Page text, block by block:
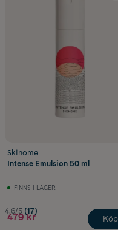
Skinome
Intense Emulsion 50 ml
FINNS I LAGER
4.6/5 (17)
479 kr Köp